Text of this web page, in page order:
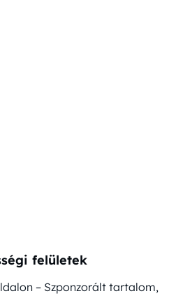
felületek
– Szponzorált tartalom,